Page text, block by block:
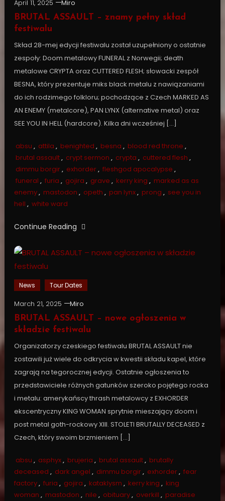
April 11, 2025
Miro
BRUTAL ASSAULT – znamy pełny skład
festiwalu
Skład 28-mej edycji festiwalu został uzupełniony o ostatnie
zespoły: Doom metalowy FUNERAL z Norwegii; death
metalowe CRYPTA oraz CUTTERED FLESH; słowacki zespół
BESNA, który prezentuje miks black metalu z nawiązaniami
do ich rodzimego folkloru; pochodzące z Czech MARKED AS
AN ENEMY (metalcore), PAN LYNX (alternative metal) oraz
SEE YOU IN HELL (hardcore). Kilka dni wcześniej […]
absu , attila , benighted , besna , blood red throne ,
brutal assault, crypt sermon , crypta , cuttered flesh ,
dimmu borgir, exhorder, fleshgod apocalypse ,
funeral , furia , gojira , grave , kerry king , marked as as
enemy, mastodon , opeth , pan lynx, prong , see you in
hell , white ward
Continue Reading
News Tour Dates
March 21, 2025
Miro
BRUTAL ASSAULT – nowe ogłoszenia w
składzie festiwalu
Organizatorzy czeskiego festiwalu BRUTAL ASSAULT nie
zostawili już wiele do odkrycia w kwestii składu kapel, które
zagrają na tegorocznej edycji. Ostatnie ogłoszenia to
przedstawiciele różnych gatunków szeroko pojętego rocka
i metalu: amerykańscy thrash metalowcy z EXHORDER
ekscentryczny KING WOMAN sprytnie mieszający doom i
post metal goth-rockowy XIII. STOLETI BRUTALLY DECEASED z
Czech, który swoim brzmieniem […]
absu , asphyx, brujeria , brutal assault, brutally
deceased , dark angel , dimmu borgir, exhorder, fear
factory, furia , gojira , kataklysm , kerry king , king
woman , mastodon , nile , obituary, overkill , paradise